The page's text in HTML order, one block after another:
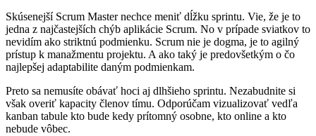
Skúsenejší Scrum Master nechce meniť dĺžku sprintu. Vie, že je to
jedna z najčastejších chýb aplikácie Scrum. No v prípade sviatkov to
nevidím ako striktnú podmienku. Scrum nie je dogma, je to agilný
prístup k manažmentu projektu. A ako taký je predovšetkým o čo
najlepšej adaptabilite daným podmienkam.
Preto sa nemusíte obávať hoci aj dlhšieho sprintu. Nezabudnite si
však overiť kapacity členov tímu. Odporúčam vizualizovať vedľa
kanban tabule kto bude kedy prítomný osobne, kto online a kto
nebude vôbec.